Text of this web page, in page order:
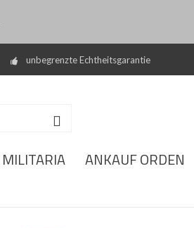
unbegrenzte Echtheitsgarantie
MILITARIA ANKAUF ORDEN